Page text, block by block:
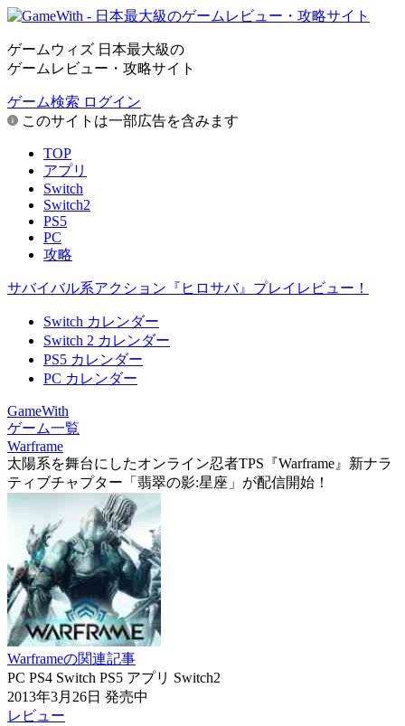
ゲームウィズ 日本最大級の
ゲームレビュー・攻略サイト
ゲーム検索 ログイン
このサイトは一部広告を含みます
TOP
アプリ
Switch
Switch2
PS5
PC
攻略
サバイバル系アクション『ヒロサバ』プレイレビュー！
Switch カレンダー
Switch 2 カレンダー
PS5 カレンダー
PC カレンダー
GameWith
ゲーム一覧
Warframe
太陽系を舞台にしたオンライン忍者TPS『Warframe』新ナラ
ティブチャプター「翡翠の影:星座」が配信開始！
Warframeの関連記事
PC PS4 Switch PS5 アプリ Switch2
2013年3月26日 発売中
レビュー